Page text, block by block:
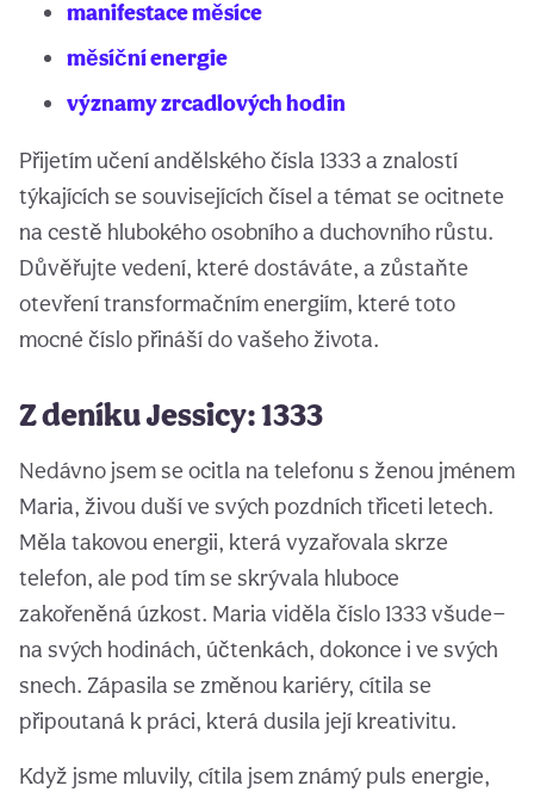
manifestace měsíce
měsíční energie
významy zrcadlových hodin
Přijetím učení andělského čísla 1333 a znalostí
týkajících se souvisejících čísel a témat se ocitnete
na cestě hlubokého osobního a duchovního růstu.
Důvěřujte vedení, které dostáváte, a zůstaňte
otevření transformačním energiím, které toto
mocné číslo přináší do vašeho života.
Z deníku Jessicy: 1333
Nedávno jsem se ocitla na telefonu s ženou jménem
Maria, živou duší ve svých pozdních třiceti letech.
Měla takovou energii, která vyzařovala skrze
telefon, ale pod tím se skrývala hluboce
zakořeněná úzkost. Maria viděla číslo 1333 všude—
na svých hodinách, účtenkách, dokonce i ve svých
snech. Zápasila se změnou kariéry, cítila se
připoutaná k práci, která dusila její kreativitu.
Když jsme mluvily, cítila jsem známý puls energie,